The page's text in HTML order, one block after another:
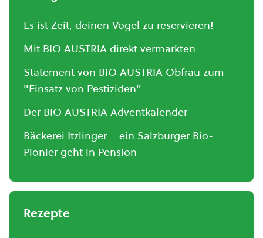
Es ist Zeit, deinen Vogel zu reservieren!
Mit BIO AUSTRIA direkt vermarkten
Statement von BIO AUSTRIA Obfrau zum
"Einsatz von Pestiziden"
Der BIO AUSTRIA Adventkalender
Bäckerei Itzlinger – ein Salzburger Bio-
Pionier geht in Pension
Rezepte